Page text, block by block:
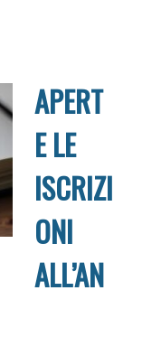
APERT
E LE
ISCRIZI
ONI
ALL’AN